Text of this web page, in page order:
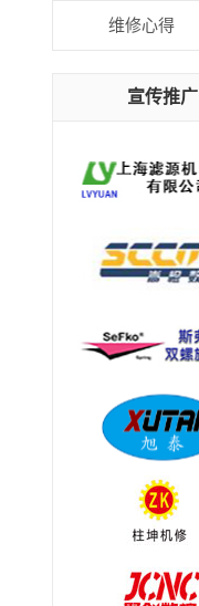
维修心得
宣传推广